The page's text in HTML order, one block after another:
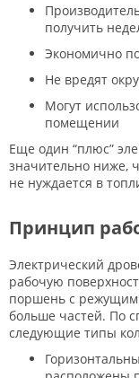
получить
Экономично
Не вредят
Могут
помещении
Еще один “плюс”
значительно ниже,
не нуждается в
Принцип
Электрический
рабочую
поршень с режущим
больше частей. По
следующие типы